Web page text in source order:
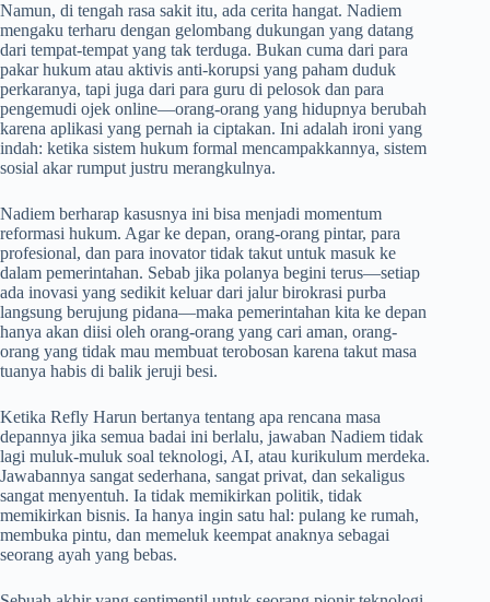
Namun, di tengah rasa sakit itu, ada cerita hangat. Nadiem
mengaku terharu dengan gelombang dukungan yang datang
dari tempat-tempat yang tak terduga. Bukan cuma dari para
pakar hukum atau aktivis anti-korupsi yang paham duduk
perkaranya, tapi juga dari para guru di pelosok dan para
pengemudi ojek online—orang-orang yang hidupnya berubah
karena aplikasi yang pernah ia ciptakan. Ini adalah ironi yang
indah: ketika sistem hukum formal mencampakkannya, sistem
sosial akar rumput justru merangkulnya.
Nadiem berharap kasusnya ini bisa menjadi momentum
reformasi hukum. Agar ke depan, orang-orang pintar, para
profesional, dan para inovator tidak takut untuk masuk ke
dalam pemerintahan. Sebab jika polanya begini terus—setiap
ada inovasi yang sedikit keluar dari jalur birokrasi purba
langsung berujung pidana—maka pemerintahan kita ke depan
hanya akan diisi oleh orang-orang yang cari aman, orang-
orang yang tidak mau membuat terobosan karena takut masa
tuanya habis di balik jeruji besi.
Ketika Refly Harun bertanya tentang apa rencana masa
depannya jika semua badai ini berlalu, jawaban Nadiem tidak
lagi muluk-muluk soal teknologi, AI, atau kurikulum merdeka.
Jawabannya sangat sederhana, sangat privat, dan sekaligus
sangat menyentuh. Ia tidak memikirkan politik, tidak
memikirkan bisnis. Ia hanya ingin satu hal: pulang ke rumah,
membuka pintu, dan memeluk keempat anaknya sebagai
seorang ayah yang bebas.